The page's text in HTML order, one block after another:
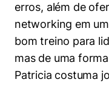
erros, além de
networking em
bom treino para
mas de uma
Patricia costuma